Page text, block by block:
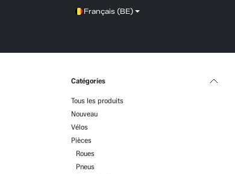
Français (BE)
Catégories
Tous les produits
Nouveau
Vélos
Pièces
Roues
Pneus